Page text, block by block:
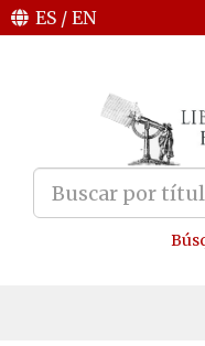
ES / EN